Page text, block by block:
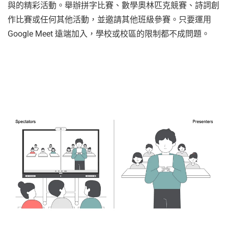
與的精彩活動。舉辦拼字比賽、數學奧林匹克競賽、詩詞創
作比賽或任何其他活動，並邀請其他班級參賽。只要運用
Google Meet 遠端加入，學校或校區的限制都不成問題。